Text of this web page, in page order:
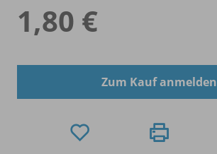
1,80 €
Zum Kauf anmelden